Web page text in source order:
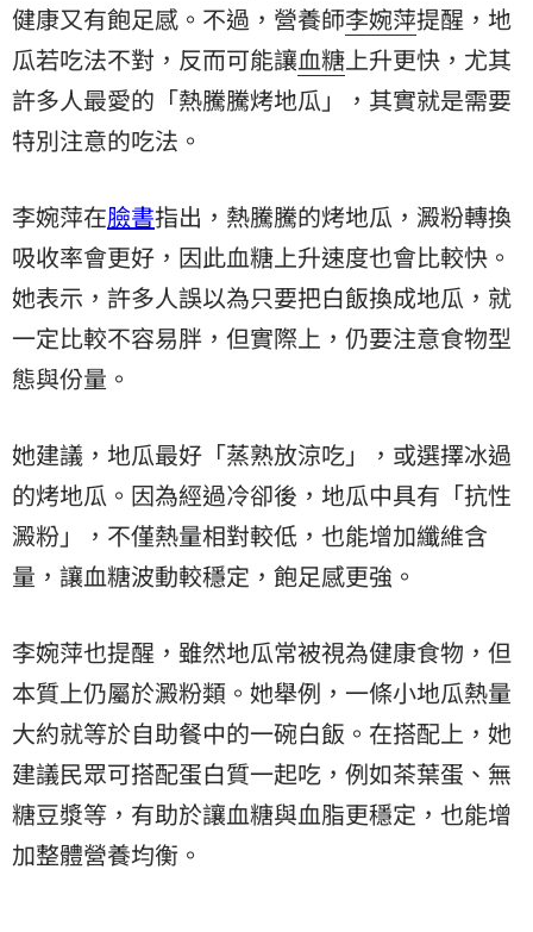
健康又有飽足感。不過，營養師李婉萍提醒，地
瓜若吃法不對，反而可能讓血糖上升更快，尤其
許多人最愛的「熱騰騰烤地瓜」，其實就是需要
特別注意的吃法。
李婉萍在臉書指出，熱騰騰的烤地瓜，澱粉轉換
吸收率會更好，因此血糖上升速度也會比較快。
她表示，許多人誤以為只要把白飯換成地瓜，就
一定比較不容易胖，但實際上，仍要注意食物型
態與份量。
她建議，地瓜最好「蒸熟放涼吃」，或選擇冰過
的烤地瓜。因為經過冷卻後，地瓜中具有「抗性
澱粉 」，不僅熱量相對較低，也能增加纖維含
量，讓血糖波動較穩定，飽足感更強。
李婉萍也提醒，雖然地瓜常被視為健康食物，但
本質上仍屬於澱粉類。她舉例，一條小地瓜熱量
大約就等於自助餐中的一碗白飯。在搭配上，她
建議民眾可搭配蛋白質一起吃，例如茶葉蛋、無
糖豆漿等，有助於讓血糖與血脂更穩定，也能增
加整體營養均衡。